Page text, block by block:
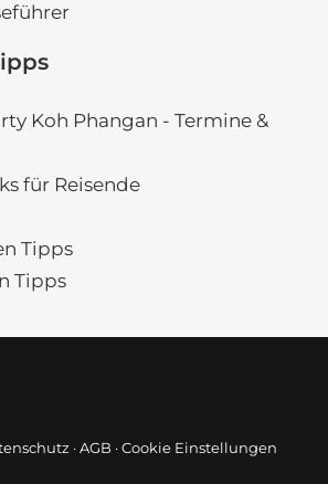
Koh Phangan - Termine &
für Reisende
Tipps
Tipps
·AGB ·Cookie Einstellungen